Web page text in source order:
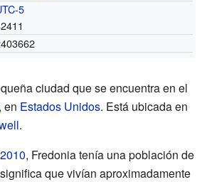
5
ciudad que se encuentra en el
en Estados Unidos. Está ubicada en
.
, Fredonia tenía una población de
que vivían aproximadamente